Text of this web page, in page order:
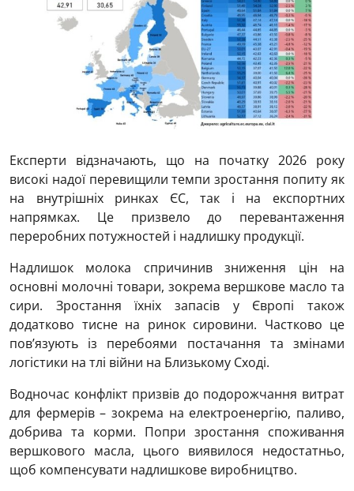
Експерти відзначають, що на початку 2026 року
високі надої перевищили темпи зростання попиту як
на внутрішніх ринках ЄС, так і на експортних
напрямках. Це призвело до перевантаження
переробних потужностей і надлишку продукції.
Надлишок молока спричинив зниження цін на
основні молочні товари, зокрема вершкове масло та
сири. Зростання їхніх запасів у Європі також
додатково тисне на ринок сировини. Частково це
пов’язують із перебоями постачання та змінами
логістики на тлі війни на Близькому Сході.
Водночас конфлікт призвів до подорожчання витрат
для фермерів – зокрема на електроенергію, паливо,
добрива та корми. Попри зростання споживання
вершкового масла, цього виявилося недостатньо,
щоб компенсувати надлишкове виробництво.